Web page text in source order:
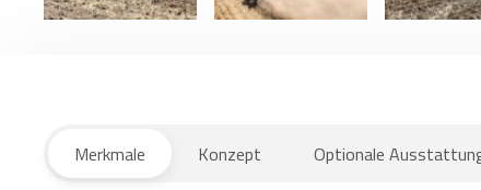
Merkmale Konzept Optionale